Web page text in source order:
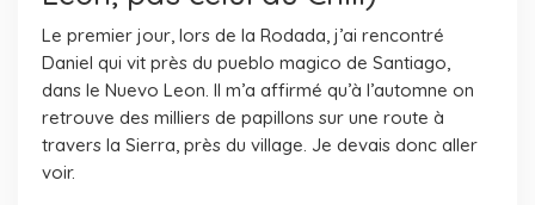
Le premier jour, lors de la Rodada, j’ai rencontré
Daniel qui vit près du pueblo magico de Santiago,
dans le Nuevo Leon. Il m’a affirmé qu’à l’automne on
retrouve des milliers de papillons sur une route à
travers la Sierra, près du village. Je devais donc aller
voir.